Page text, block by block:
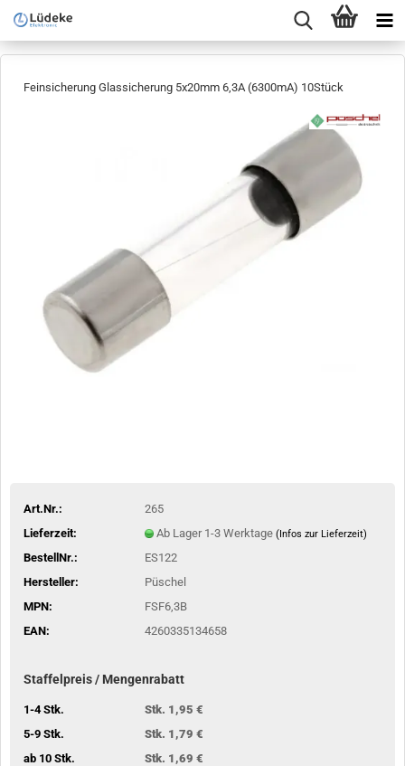
Feinsicherung Glassicherung 5x20mm 6,3A (6300mA) 10Stück
Art.Nr.:
265
Lieferzeit:
Ab Lager 1-3 Werktage (Infos zur Lieferzeit)
BestellNr.:
ES122
Hersteller:
Püschel
MPN:
FSF6,3B
EAN:
4260335134658
Staffelpreis / Mengenrabatt
1-4 Stk.
Stk. 1,95 €
5-9 Stk.
Stk. 1,79 €
ab 10 Stk.
Stk. 1,69 €